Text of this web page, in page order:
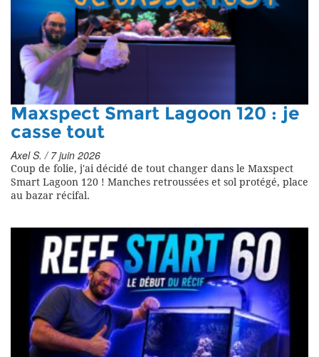
Maxspect Smart Lagoon 120 : je
casse tout
Axel S. / 7 juin 2026
Coup de folie, j'ai décidé de tout changer dans le Maxspect
Smart Lagoon 120 ! Manches retroussées et sol protégé, place
au bazar récifal.